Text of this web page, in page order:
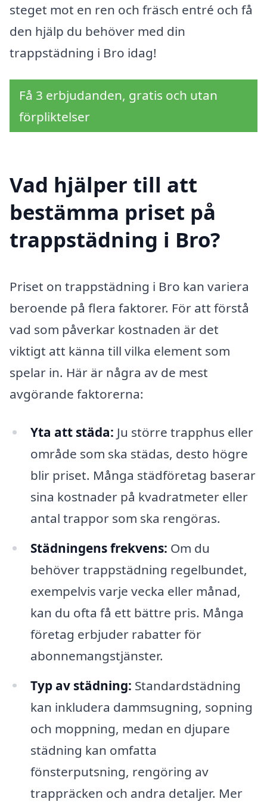
steget mot en ren och fräsch entré och få
den hjälp du behöver med din
trappstädning i Bro idag!
Få 3 erbjudanden, gratis och utan
förpliktelser
Vad hjälper till att
bestämma priset på
trappstädning i Bro?
Priset on trappstädning i Bro kan variera
beroende på flera faktorer. För att förstå
vad som påverkar kostnaden är det
viktigt att känna till vilka element som
spelar in. Här är några av de mest
avgörande faktorerna:
Yta att städa: Ju större trapphus eller
område som ska städas, desto högre
blir priset. Många städföretag baserar
sina kostnader på kvadratmeter eller
antal trappor som ska rengöras.
Städningens frekvens: Om du
behöver trappstädning regelbundet,
exempelvis varje vecka eller månad,
kan du ofta få ett bättre pris. Många
företag erbjuder rabatter för
abonnemangstjänster.
Typ av städning: Standardstädning
kan inkludera dammsugning, sopning
och moppning, medan en djupare
städning kan omfatta
fönsterputsning, rengöring av
trappräcken och andra detaljer. Mer